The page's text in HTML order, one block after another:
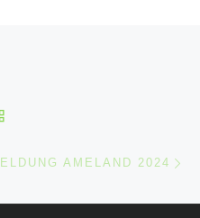
AMELAND 2024